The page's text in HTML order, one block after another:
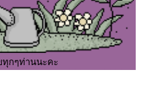
กๆท่านนะคะ